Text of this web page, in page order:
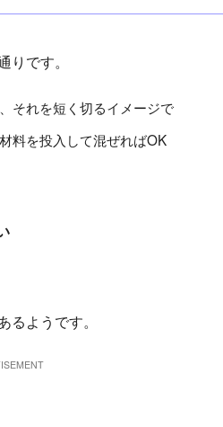
です。
それを短く切るイメージで
料を投入して混ぜればOK
るようです。